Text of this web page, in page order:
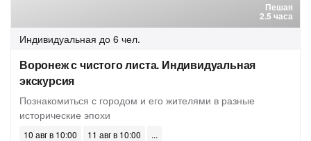
Пешая
2.5 часа
Индивидуальная до 6 чел.
Воронеж с чистого листа. Индивидуальная
экскурсия
Познакомиться с городом и его жителями в разные
исторические эпохи
10 авг в 10:00
11 авг в 10:00